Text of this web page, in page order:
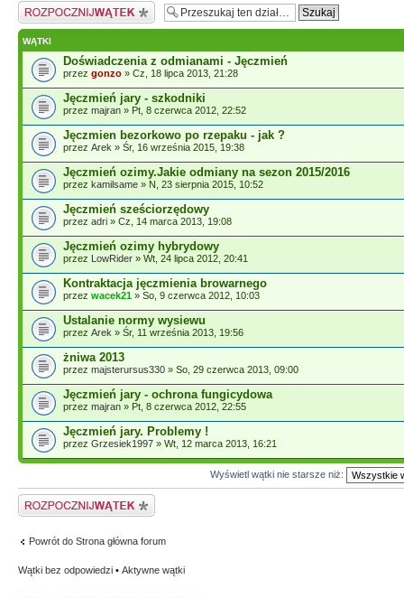
Napisz wątek
WĄTKI
Doświadczenia z odmianami - Jęczmień
przez gonzo » Cz, 18 lipca 2013, 21:28
Jęczmień jary - szkodniki
przez majran » Pt, 8 czerwca 2012, 22:52
Jęczmien bezorkowo po rzepaku - jak ?
przez Arek » Śr, 16 września 2015, 19:38
Jęczmień ozimy.Jakie odmiany na sezon 2015/2016
przez kamilsame » N, 23 sierpnia 2015, 10:52
Jęczmień sześciorzędowy
przez adri » Cz, 14 marca 2013, 19:08
Jęczmień ozimy hybrydowy
przez LowRider » Wt, 24 lipca 2012, 20:41
Kontraktacja jęczmienia browarnego
przez wacek21 » So, 9 czerwca 2012, 10:03
Ustalanie normy wysiewu
przez Arek » Śr, 11 września 2013, 19:56
żniwa 2013
przez majsterursus330 » So, 29 czerwca 2013, 09:00
Jęczmień jary - ochrona fungicydowa
przez majran » Pt, 8 czerwca 2012, 22:55
Jęczmień jary. Problemy !
przez Grzesiek1997 » Wt, 12 marca 2013, 16:21
Wyświetl wątki nie starsze niż:
Napisz wątek
Powrót do Strona główna forum
Wątki bez odpowiedzi • Aktywne wątki